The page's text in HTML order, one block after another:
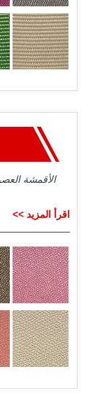
الأقمشة
اقرأ المزيد >>